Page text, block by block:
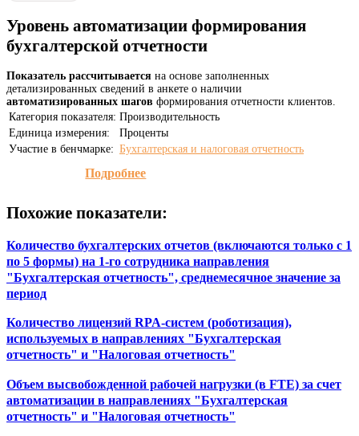
Уровень автоматизации формирования
бухгалтерской отчетности
Показатель рассчитывается на основе заполненных
детализированных сведений в анкете о наличии
автоматизированных шагов формирования отчетности клиентов.
Категория показателя: Производительность
Единица измерения:
Проценты
Участие в бенчмарке: Бухгалтерская и налоговая отчетность
Подробнее
Похожие показатели:
Количество бухгалтерских отчетов (включаются только с 1
по 5 формы) на 1-го сотрудника направления
"Бухгалтерская отчетность", среднемесячное значение за
период
Количество лицензий RPA-систем (роботизация),
используемых в направлениях "Бухгалтерская
отчетность" и "Налоговая отчетность"
Объем высвобожденной рабочей нагрузки (в FTE) за счет
автоматизации в направлениях "Бухгалтерская
отчетность" и "Налоговая отчетность"